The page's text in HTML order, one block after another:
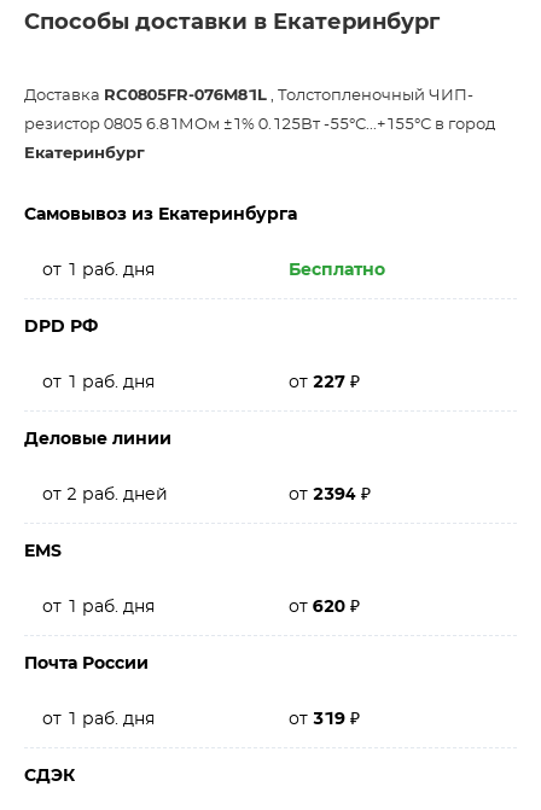
Способы доставки в Екатеринбург
Доставка RC0805FR-076M81L , Толстопленочный ЧИП-
резистор 0805 6.81МОм ±1% 0.125Вт -55°С...+155°С в город
Екатеринбург
Самовывоз из Екатеринбурга
от 1 раб. дня Бесплатно
DPD РФ
от 1 раб. дня от 227 ₽
Деловые линии
от 2 раб. дней от 2394 ₽
EMS
от 1 раб. дня от 620 ₽
Почта России
от 1 раб. дня от 319 ₽
СДЭК